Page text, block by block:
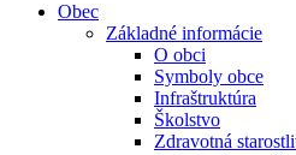
Obec
Základné informácie
O obci
Symboly obce
Infraštruktúra
Školstvo
Zdravotná